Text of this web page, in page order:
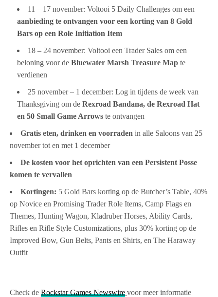
11 – 17 november: Voltooi 5 Daily Challenges om een
aanbieding te ontvangen voor een korting van 8 Gold
Bars op een Role Initiation Item
18 – 24 november: Voltooi een Trader Sales om een
beloning voor de Bluewater Marsh Treasure Map te
verdienen
25 november – 1 december: Log in tijdens de week van
Thanksgiving om de Rexroad Bandana, de Rexroad Hat
en 50 Small Game Arrows te ontvangen
Gratis eten, drinken en voorraden in alle Saloons van 25
november tot en met 1 december
De kosten voor het oprichten van een Persistent Posse
komen te vervallen
Kortingen: 5 Gold Bars korting op de Butcher’s Table, 40%
op Novice en Promising Trader Role Items, Camp Flags en
Themes, Hunting Wagon, Kladruber Horses, Ability Cards,
Rifles en Rifle Style Customizations, plus 30% korting op de
Improved Bow, Gun Belts, Pants en Shirts, en The Haraway
Outfit
Check deRockstar Games Newswire voor meer informatie